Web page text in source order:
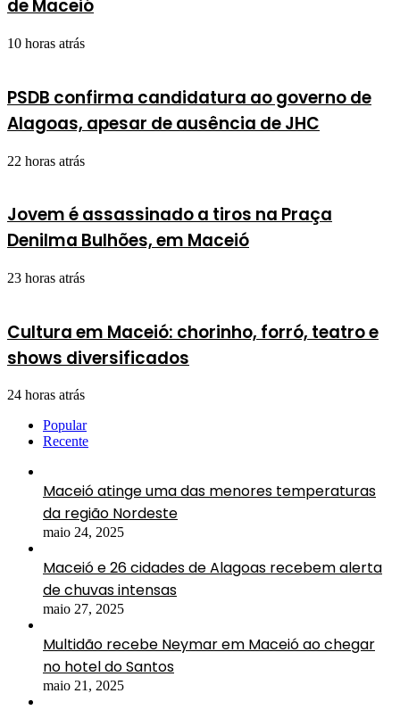
de Maceió
10 horas atrás
PSDB confirma candidatura ao governo de
Alagoas, apesar de ausência de JHC
22 horas atrás
Jovem é assassinado a tiros na Praça
Denilma Bulhões, em Maceió
23 horas atrás
Cultura em Maceió: chorinho, forró, teatro e
shows diversificados
24 horas atrás
Popular
Recente
Maceió atinge uma das menores temperaturas
da região Nordeste
maio 24, 2025
Maceió e 26 cidades de Alagoas recebem alerta
de chuvas intensas
maio 27, 2025
Multidão recebe Neymar em Maceió ao chegar
no hotel do Santos
maio 21, 2025